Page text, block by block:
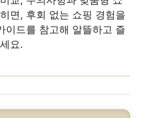
면, 후회 없는 쇼핑 경험을
이드를 참고해 알뜰하고 즐
요.